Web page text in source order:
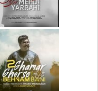
دانلود آهنگ جدید مهدی
یراحی بنام اسرار